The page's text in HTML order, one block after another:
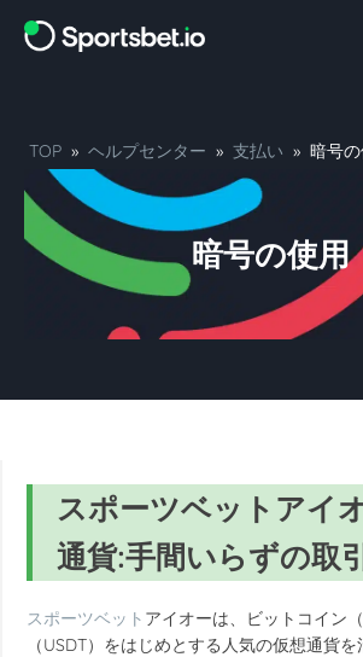
TOP » ヘルプセンター » 支払い » 暗号
暗号の使用
スポーツベットアイ
通貨:手間いらずの取
スポーツベット アイオーは、ビットコイン
（USDT）をはじめとする人気の仮想通貨